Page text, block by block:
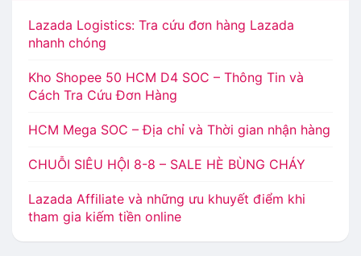
Lazada Logistics: Tra cứu đơn hàng Lazada
nhanh chóng
Kho Shopee 50 HCM D4 SOC – Thông Tin và
Cách Tra Cứu Đơn Hàng
HCM Mega SOC – Địa chỉ và Thời gian nhận hàng
CHUỖI SIÊU HỘI 8-8 – SALE HÈ BÙNG CHÁY
Lazada Affiliate và những ưu khuyết điểm khi
tham gia kiếm tiền online